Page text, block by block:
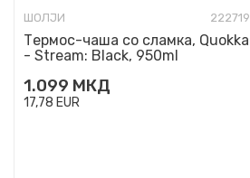
ШОЛЈИ 222719
Термос-чаша со сламка, Quokka
- Stream: Black, 950ml
1.099 МКД
17,78 EUR